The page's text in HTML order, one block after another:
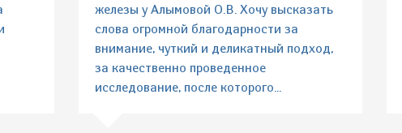
железы у Алымовой О.В. Хочу высказать
слова огромной благодарности за
внимание, чуткий и деликатный подход,
за качественно проведенное
исследование, после которого...